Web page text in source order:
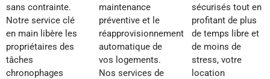
sans contrainte.
Notre service clé
en main libère les
propriétaires des
tâches
chronophages
maintenance
préventive et le
réapprovisionnement
automatique de
vos logements.
Nos services de
sécurisés tout en
profitant de plus
de temps libre et
de moins de
stress, votre
location